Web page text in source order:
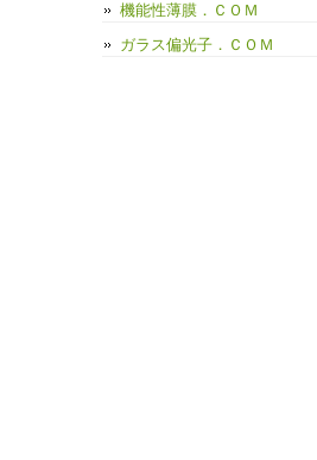
機能性薄膜．ＣＯＭ
ガラス偏光子．ＣＯＭ